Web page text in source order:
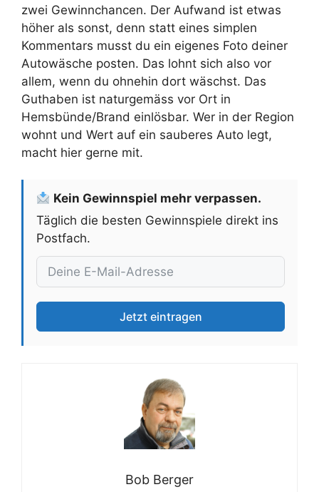
zwei Gewinnchancen. Der Aufwand ist etwas
höher als sonst, denn statt eines simplen
Kommentars musst du ein eigenes Foto deiner
Autowäsche posten. Das lohnt sich also vor
allem, wenn du ohnehin dort wäschst. Das
Guthaben ist naturgemäss vor Ort in
Hemsbünde/Brand einlösbar. Wer in der Region
wohnt und Wert auf ein sauberes Auto legt,
macht hier gerne mit.
Kein Gewinnspiel mehr verpassen.
Täglich die besten Gewinnspiele direkt ins
Postfach.
Jetzt eintragen
Bob Berger